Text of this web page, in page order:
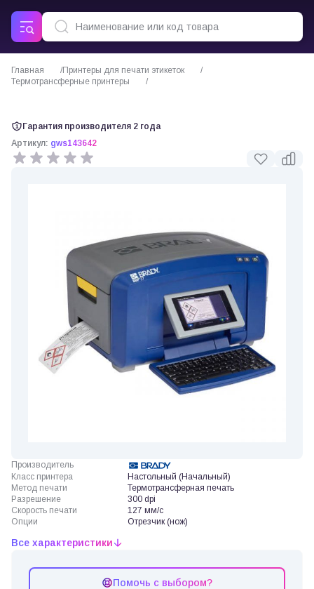
Главная
Принтеры для печати этикеток
Термотрансферные принтеры
Гарантия производителя 2 года
Артикул: gws143642
Производитель
Класс принтера
Настольный (Начальный)
Метод печати
Термотрансферная печать
Разрешение
300 dpi
Скорость печати
127 мм/с
Опции
Отрезчик (нож)
Все характеристики
Помочь с выбором?